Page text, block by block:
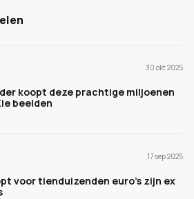
30 okt 2025
koopt deze prachtige miljoenen
beelden
17 sep 2025
voor tienduizenden euro's zijn ex